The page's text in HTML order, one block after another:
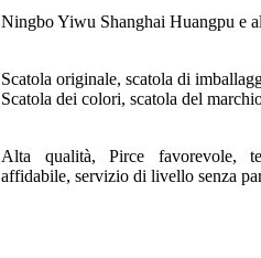
Ningbo Yiwu Shanghai Huangpu e
Scatola originale, scatola di
Scatola dei colori, scatola del
Alta qualità, Pirce favorevole,
affidabile, servizio di livello senza